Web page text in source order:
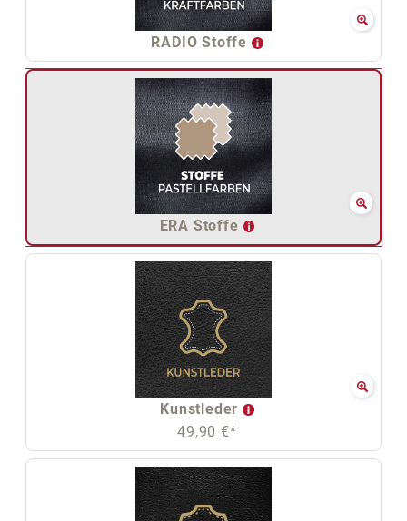
RADIO Stoffe
ERA Stoffe
Kunstleder
49,90 €*